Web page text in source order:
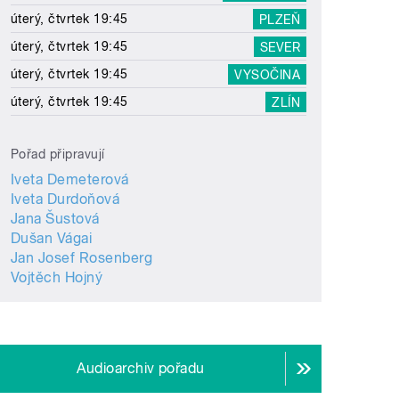
úterý, čtvrtek 19:45
PLZEŇ
úterý, čtvrtek 19:45
SEVER
úterý, čtvrtek 19:45
VYSOČINA
úterý, čtvrtek 19:45
ZLÍN
Pořad připravují
Iveta Demeterová
Iveta Durdoňová
Jana Šustová
Dušan Vágai
Jan Josef Rosenberg
Vojtěch Hojný
Audioarchiv pořadu